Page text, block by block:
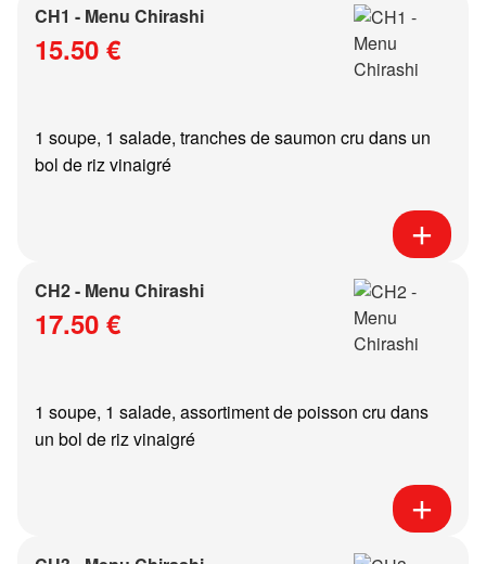
CH1 - Menu Chirashi
15.50 €
1 soupe, 1 salade, tranches de saumon cru dans un
bol de riz vinaigré
CH2 - Menu Chirashi
17.50 €
1 soupe, 1 salade, assortiment de poisson cru dans
un bol de riz vinaigré